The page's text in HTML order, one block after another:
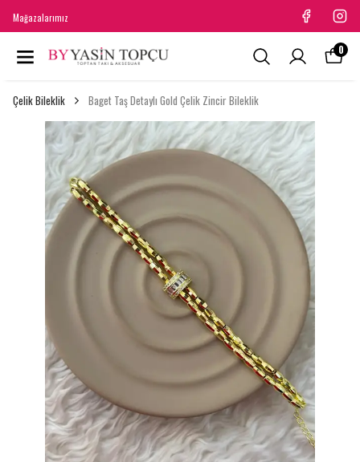
Mağazalarımız
0
Çelik Bileklik Baget Taş Detaylı Gold Çelik Zincir Bileklik